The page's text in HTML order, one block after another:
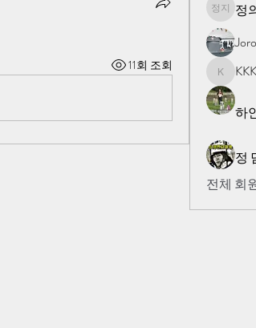
11회 조회
정의 지
정
Joro
KKKKKK
하
정
전체 회